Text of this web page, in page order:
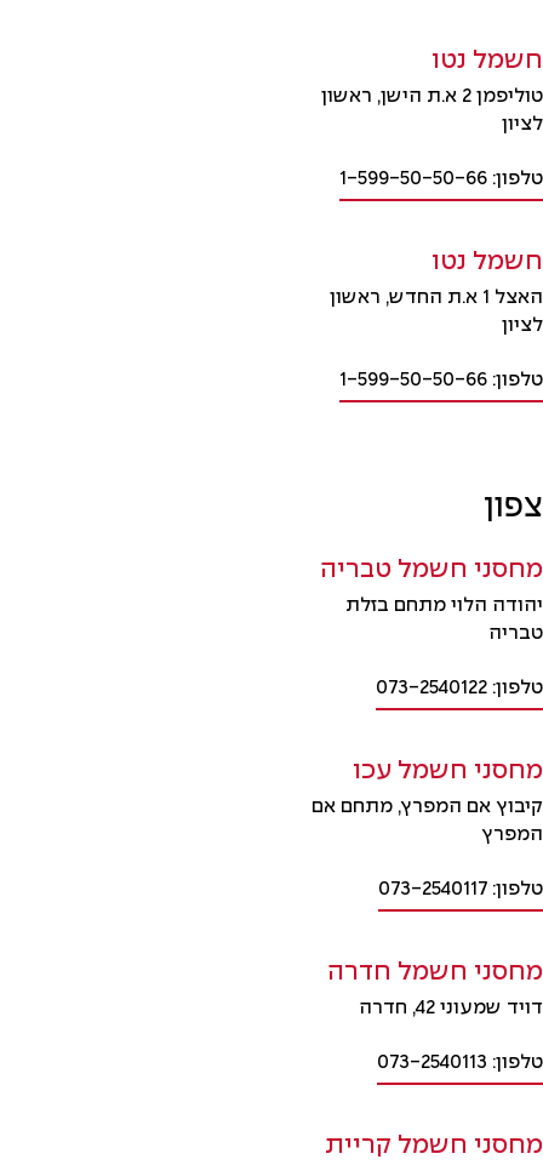
חשמל נטו
טוליפמן 2 א.ת הישן, ראשון
לציון
טלפון: 1-599-50-50-66
חשמל נטו
האצל 1 א.ת החדש, ראשון
לציון
טלפון: 1-599-50-50-66
צפון
מחסני חשמל טבריה
יהודה הלוי מתחם בזלת
טבריה
טלפון: 073-2540122
מחסני חשמל עכו
קיבוץ אם המפרץ, מתחם אם
המפרץ
טלפון: 073-2540117
מחסני חשמל חדרה
דויד שמעוני 42, חדרה
טלפון: 073-2540113
מחסני חשמל קריית